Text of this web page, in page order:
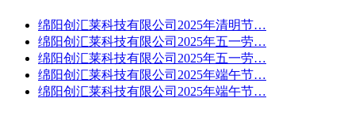
绵阳创汇莱科技有限公司2025年清明节…
绵阳创汇莱科技有限公司2025年五一劳…
绵阳创汇莱科技有限公司2025年五一劳…
绵阳创汇莱科技有限公司2025年端午节…
绵阳创汇莱科技有限公司2025年端午节…